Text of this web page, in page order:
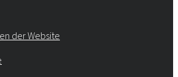
der Website